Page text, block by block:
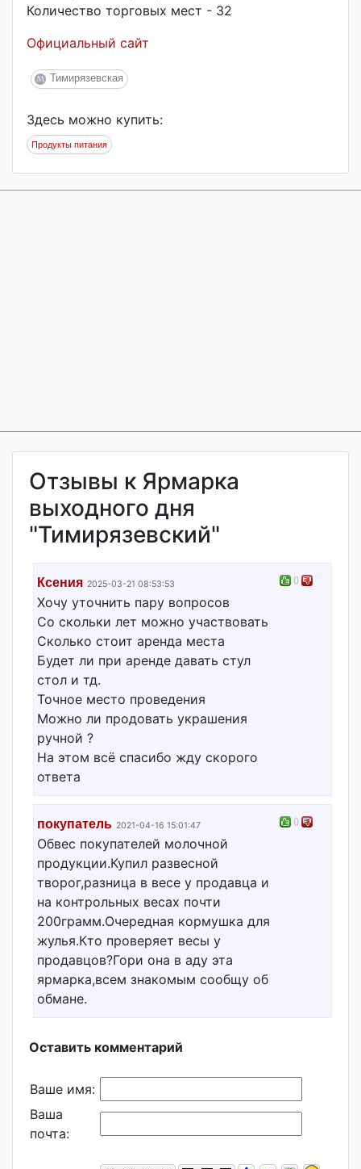
Количество торговых мест - 32
Официальный сайт
Тимирязевская
Здесь можно купить:
Продукты питания
Отзывы к Ярмарка
выходного дня
"Тимирязевский"
Ксения 2025-03-21 08:53:53
Хочу уточнить пару вопросов
Со скольки лет можно участвовать
Сколько стоит аренда места
Будет ли при аренде давать стул
стол и тд.
Точное место проведения
Можно ли продовать украшения
ручной ?
На этом всё спасибо жду скорого
ответа
0
покупатель 2021-04-16 15:01:47
Обвес покупателей молочной
продукции.Купил развесной
творог,разница в весе у продавца и
на контрольных весах почти
200грамм.Очередная кормушка для
жулья.Кто проверяет весы у
продавцов?Гори она в аду эта
ярмарка,всем знакомым сообщу об
обмане.
0
Оставить комментарий
Ваше имя:
Ваша
почта: